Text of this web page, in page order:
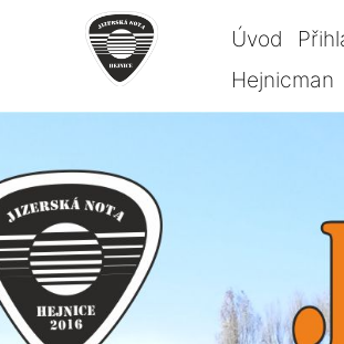
Úvod
Hejnicman